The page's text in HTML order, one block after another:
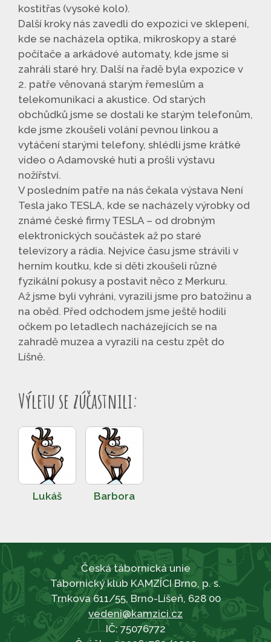
kostitřas (vysoké kolo).
Další kroky nás zavedli do expozici ve sklepení,
kde se nacházela optika, mikroskopy a staré
počítače a arkádové automaty, kde jsme si
zahráli staré hry. Další na řadě byla expozice v
2. patře věnovaná starým řemeslům a
telekomunikaci a akustice. Od starých
obchůdků jsme se dostali ke starým telefonům,
kde jsme zkoušeli volání pevnou linkou a
vytáčení starými telefony, shlédli jsme krátké
video o Adamovské huti a prošli výstavu
nožířství.
V posledním patře na nás čekala výstava Není
Tesla jako TESLA, kde se nacházely výrobky od
známé české firmy TESLA – od drobným
elektronických součástek až po staré
televizory a rádia. Nejvíce času jsme strávili v
herním koutku, kde si děti zkoušeli různé
fyzikální pokusy a postavit něco z Merkuru.
Až jsme byli vyhráni, vyrazili jsme pro batožinu a
na oběd. Před odchodem jsme ještě hodili
očkem po letadlech nacházejících se na
zahradě muzea a vyrazili na cestu zpět do
Líšně.
Výletu se zúčastnili:
Lukáš Barbora
Česká tábornická unie
Tábornický klub KAMZÍCI Brno, p. s.
Trnkova 611/55, Brno-Líšeň, 628 00
vedeni@kamzici.cz
IČ: 75076772